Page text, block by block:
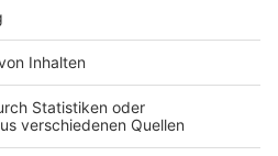
Usercentrics Consent
Platform
Erinnerung.